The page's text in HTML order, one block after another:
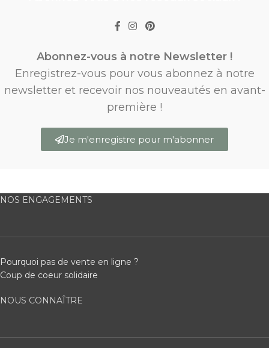
Abonnez-vous à notre Newsletter !
Enregistrez-vous pour vous abonnez à notre
newsletter et recevoir nos nouveautés en avant-
première !
Je m'enregistre pour m'abonner
NOS ENGAGEMENTS
Pourquoi pas de vente en ligne ?
Coup de coeur solidaire
NOUS CONNAÎTRE